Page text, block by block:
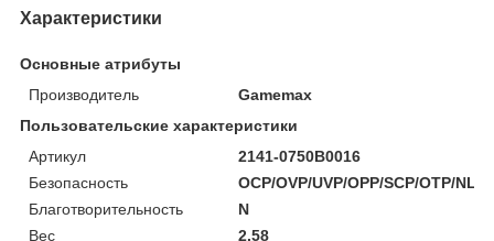
Характеристики
Основные атрибуты
Производитель
Gamemax
Пользовательские характеристики
Артикул
2141-0750B0016
Безопасность
OCP/OVP/UVP/OPP/SCP/OTP/
Благотворительность
N
Вес
2.58